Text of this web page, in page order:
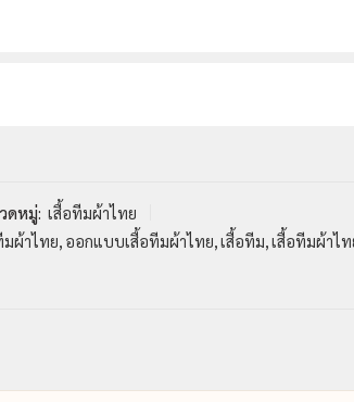
ดหมู่: เสื้อทีมผ้าไทย
ผ้าไทย, ออกแบบเสื้อทีมผ้าไทย,เสื้อทีม,เสื้อทีมผ้าไท